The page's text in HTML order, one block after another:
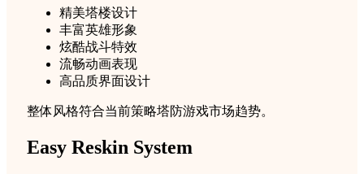
精美塔楼设计
丰富英雄形象
炫酷战斗特效
流畅动画表现
高品质界面设计
整体风格符合当前策略塔防游戏市场趋势。
Easy Reskin System